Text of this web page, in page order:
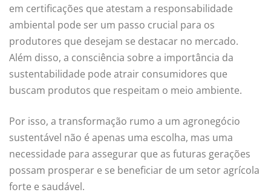
em certificações que atestam a responsabilidade
ambiental pode ser um passo crucial para os
produtores que desejam se destacar no mercado.
Além disso, a consciência sobre a importância da
sustentabilidade pode atrair consumidores que
buscam produtos que respeitam o meio ambiente.
Por isso, a transformação rumo a um agronegócio
sustentável não é apenas uma escolha, mas uma
necessidade para assegurar que as futuras gerações
possam prosperar e se beneficiar de um setor agrícola
forte e saudável.